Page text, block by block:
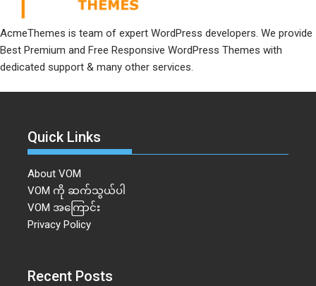
AcmeThemes is team of expert WordPress developers. We provide
Best Premium and Free Responsive WordPress Themes with
dedicated support & many other services.
Quick Links
About VOM
VOM ကို ဆက်သွယ်ပါ
VOM အကြောင်း
Privacy Policy
Recent Posts